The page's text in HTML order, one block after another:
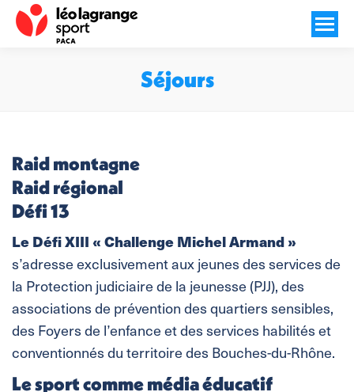
Séjours
Raid montagne
Raid régional
Défi 13
Le Défi XIII « Challenge Michel Armand »
s’adresse exclusivement aux jeunes des services de
la Protection judiciaire de la jeunesse (PJJ), des
associations de prévention des quartiers sensibles,
des Foyers de l’enfance et des services habilités et
conventionnés du territoire des Bouches-du-Rhône.
Le sport comme média éducatif